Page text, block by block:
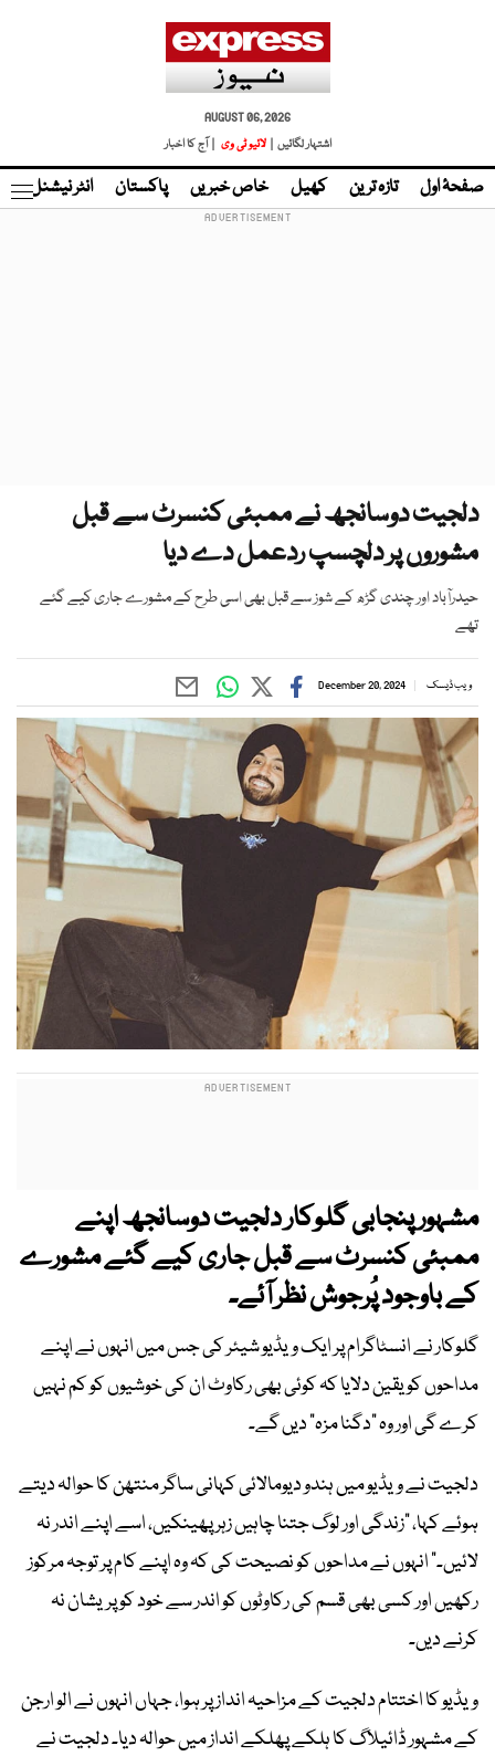
AUGUST 06, 2026
اشتہار لگائیں |
لائیو ٹی وی | آج کا اخبار
صفحۂ اول تازہ ترین کھیل خاص خبریں پاکستان انٹر نیشنل
دلجیت دوسانجھ نے ممبئی کنسرٹ سے قبل
مشوروں پر دلچسپ ردعمل دے دیا
حیدرآباد اور چندی گڑھ کے شوز سے قبل بھی اسی طرح کے مشورے جاری کیے گئے
تھے
ویب ڈیسک December 20, 2024
مشہور پنجابی گلوکار دلجیت دوسانجھ اپنے
ممبئی کنسرٹ سے قبل جاری کیے گئے مشورے
کے باوجود پُرجوش نظر آئے۔
گلوکار نے انسٹاگرام پر ایک ویڈیو شیئر کی جس میں انہوں نے اپنے
مداحوں کو یقین دلایا کہ کوئی بھی رکاوٹ ان کی خوشیوں کو کم نہیں
کرے گی اور وہ "دگنا مزہ" دیں گے۔
دلجیت نے ویڈیو میں ہندو دیومالائی کہانی ساگر منتھن کا حوالہ دیتے
ہوئے کہا، "زندگی اور لوگ جتنا چاہیں زہر پھینکیں، اسے اپنے اندر نہ
لائیں۔" انہوں نے مداحوں کو نصیحت کی کہ وہ اپنے کام پر توجہ مرکوز
رکھیں اور کسی بھی قسم کی رکاوٹوں کو اندر سے خود کو پریشان نہ
کرنے دیں۔
ویڈیو کا اختتام دلجیت کے مزاحیہ انداز پر ہوا، جہاں انہوں نے الو ارجن
کے مشہور ڈائیلاگ کا ہلکے پھلکے انداز میں حوالہ دیا۔ دلجیت نے